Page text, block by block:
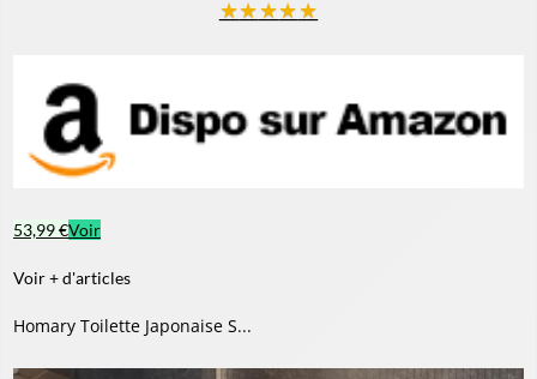
★★★★★
53,99 €Voir
Voir + d'articles
Homary Toilette Japonaise S...